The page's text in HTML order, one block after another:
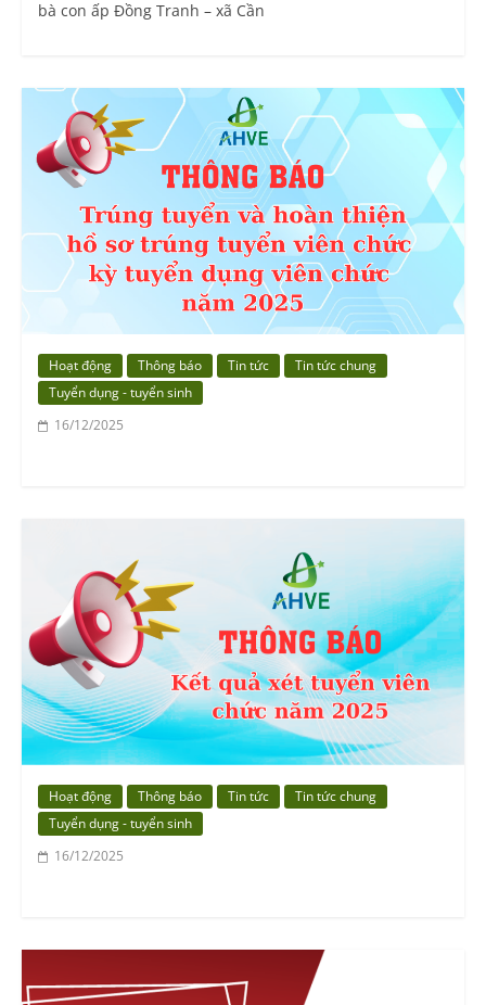
bà con ấp Đồng Tranh – xã Cần
Hoạt động Thông báo Tin tức
Tin tức chung
Tuyển dụng - tuyển sinh
16/12/2025
Hoạt động Thông báo Tin tức
Tin tức chung
Tuyển dụng - tuyển sinh
16/12/2025